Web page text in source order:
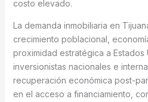
costo elevado.
La demanda inmobiliaria en
crecimiento poblacional,
proximidad estratégica a Estados
inversionistas nacionales e
recuperación económica post-
en el acceso a financiamiento,